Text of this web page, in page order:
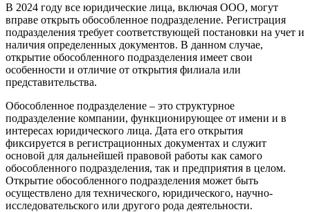
В 2024 году все юридические лица, включая ООО, могут
вправе открыть обособленное подразделение. Регистрация
подразделения требует соответствующей постановки на учет и
наличия определенных документов. В данном случае,
открытие обособленного подразделения имеет свои
особенности и отличие от открытия филиала или
представительства.
Обособленное подразделение – это структурное
подразделение компании, функционирующее от имени и в
интересах юридического лица. Дата его открытия
фиксируется в регистрационных документах и служит
основой для дальнейшей правовой работы как самого
обособленного подразделения, так и предприятия в целом.
Открытие обособленного подразделения может быть
осуществлено для технического, юридического, научно-
исследовательского или другого рода деятельности.